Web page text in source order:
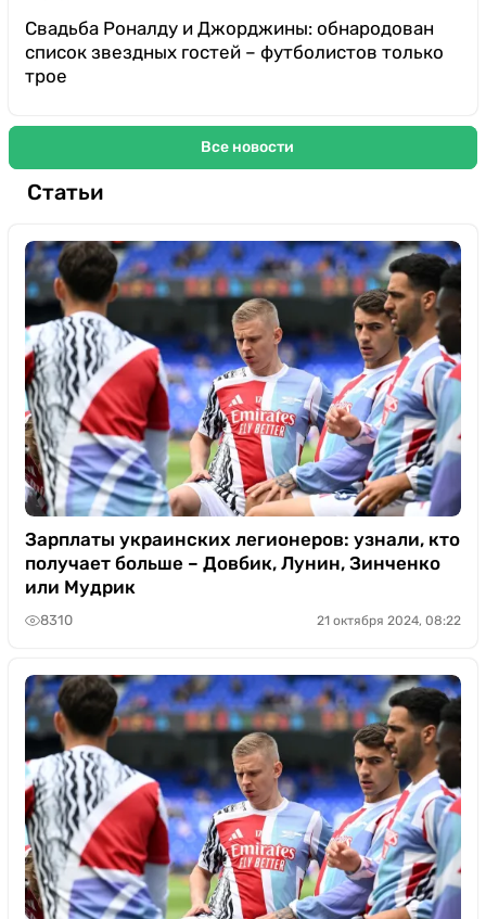
Свадьба Роналду и Джорджины: обнародован
список звездных гостей – футболистов только
трое
Все новости
Статьи
Зарплаты украинских легионеров: узнали, кто
получает больше – Довбик, Лунин, Зинченко
или Мудрик
8310 21 октября 2024, 08:22